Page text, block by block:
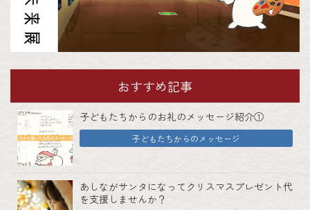
おすすめ記事
子どもたちからのお礼のメッセージ紹介①
子どもたちからのメッセージ
あしながサンタになってクリスマスプレゼント代
を支援しませんか？